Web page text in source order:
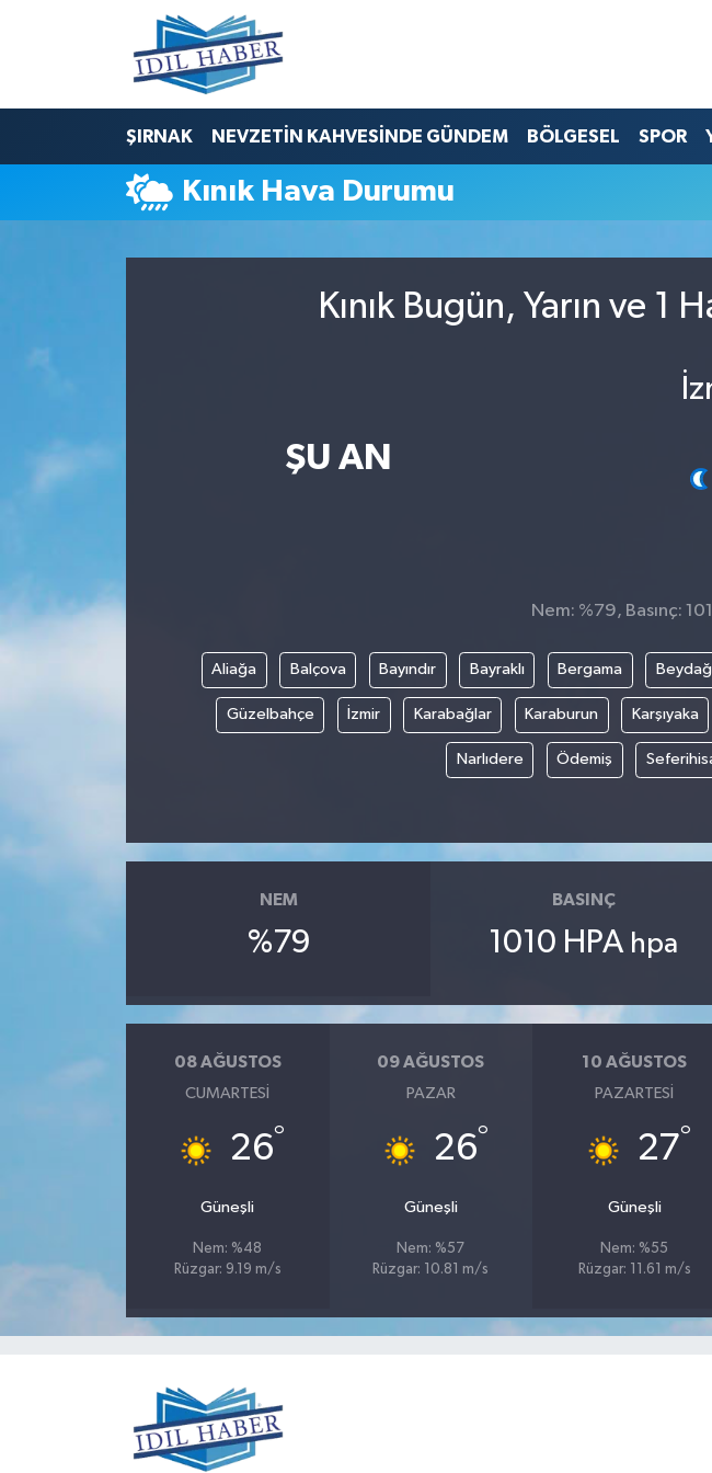
ŞIRNAK NEVZETİN KAHVESİNDE GÜNDEM BÖLGESEL SPOR
Kınık Hava Durumu
Kınık Bugün, Yarın ve 1
ŞU AN
Nem: %79, Basınç:
Aliağa Balçova Bayındır Bayraklı Bergama Beydağ
Güzelbahçe İzmir Karabağlar Karaburun Karşıyaka
Narlıdere Ödemiş
NEM
%79
BASINÇ
1010 HPA hpa
08 AĞUSTOS
CUMARTESI
26°
Güneşli
Nem: %48
Rüzgar: 9.19 m/s
09 AĞUSTOS
PAZAR
26°
Güneşli
Nem: %57
Rüzgar: 10.81 m/s
10 AĞUSTOS
PAZARTESI
27°
Güneşli
Nem: %55
Rüzgar: 11.61 m/s
Nöbetçi Eczaneler
Hava Durumu
Trafik Durumu